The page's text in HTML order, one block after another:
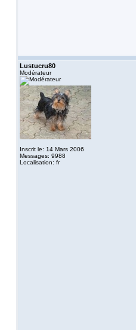
Lustucru80
Modérateur
Inscrit le: 14 Mars 2006
Messages: 9988
Localisation: fr